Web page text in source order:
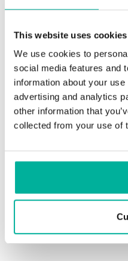
This website uses cookies
We use cookies to
social media features and
information about your
advertising and analytics
other information that
collected from your use of
Premium
Telefon och e-
engelska
Hjälp att komma
post, oavsett om du
din nuvarande
Kunskapscenter
för att se till att din